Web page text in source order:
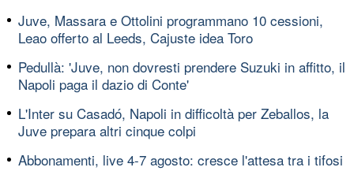
Juve, Massara e Ottolini programmano 10 cessioni,
Leao offerto al Leeds, Cajuste idea Toro
Pedullà: 'Juve, non dovresti prendere Suzuki in affitto, il
Napoli paga il dazio di Conte'
L'Inter su Casadó, Napoli in difficoltà per Zeballos, la
Juve prepara altri cinque colpi
Abbonamenti, live 4-7 agosto: cresce l'attesa tra i tifosi